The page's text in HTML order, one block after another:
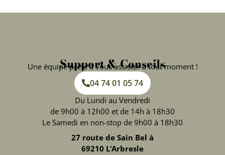
Support & Conseils
Une équipe prête à vous assister à tout moment !
04 74 01 05 74
Du Lundi au Vendredi
de 9h00 à 12h00 et de 14h à 18h30
Le Samedi en non-stop de 9h00 à 18h30
27 route de Sain Bel à
69210 L’Arbresle